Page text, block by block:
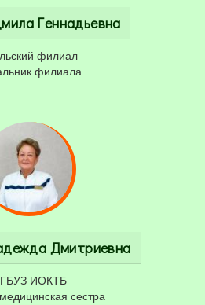
Геннадьевна
филиал
филиала
Дмитриевна
ИОКТБ
сестра